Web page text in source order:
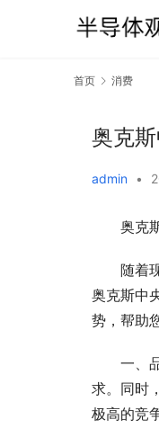
首页 消费
奥克
admin •
奥克
随着
奥克斯中
势，帮助
一、
求。同时
极高的竞